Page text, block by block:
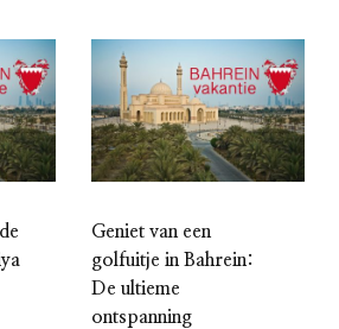
Geniet van een
golfuitje in Bahrein:
De ultieme
ontspanning